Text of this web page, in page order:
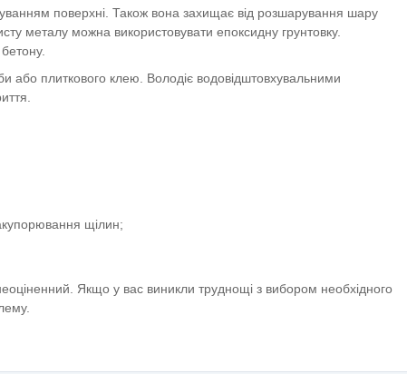
поверхні. Також вона захищає від розшарування шару
металу можна використовувати епоксидну грунтовку.
або плиткового клею. Володіє водовідштовхувальними
щілин;
Якщо у вас виникли труднощі з вибором необхідного